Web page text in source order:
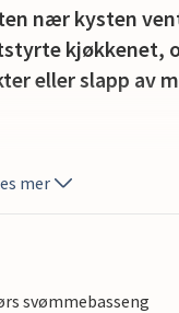
nær kysten
kjøkkenet,
eller slapp av
balkongen og
bassenget,
mer
svømmebasseng